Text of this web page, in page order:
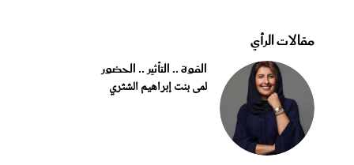
مقالات الرأي
القوة .. التأثير .. الحضور
لمى بنت إبراهيم الشثري